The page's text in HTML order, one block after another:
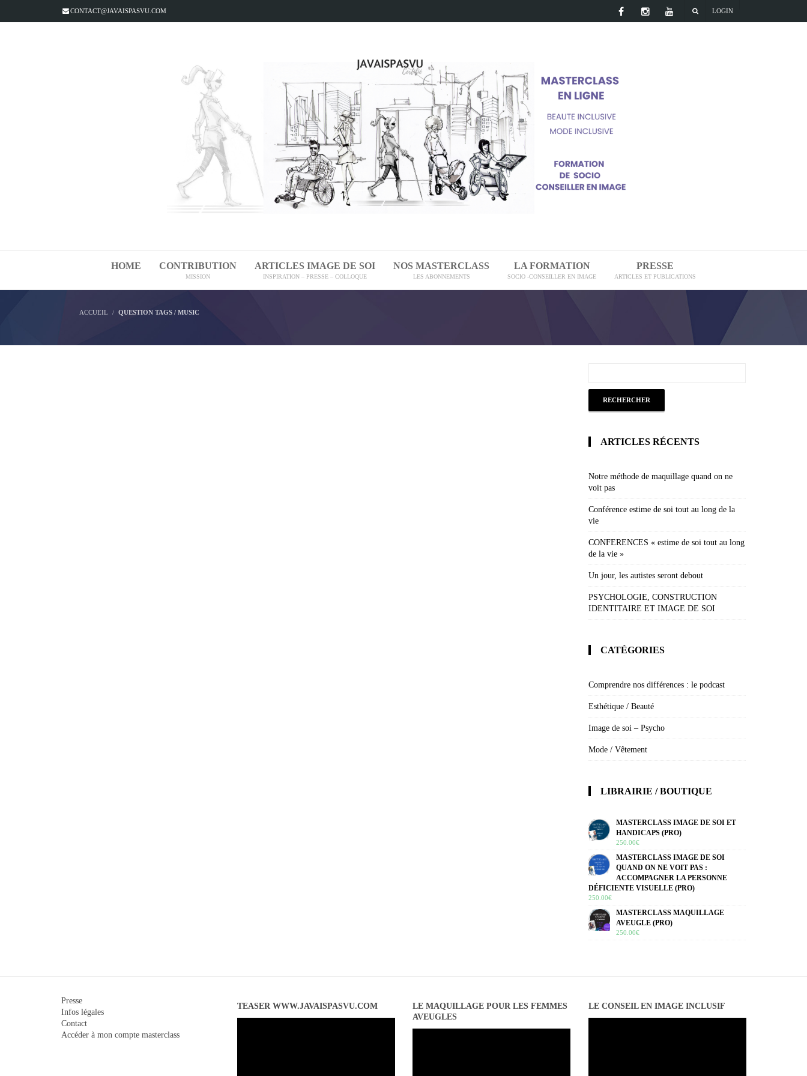
CONTACT@JAVAISPASVU.COM LOGIN
HOME CONTRIBUTION
MISSION
ARTICLES IMAGE DE SOI
INSPIRATION – PRESSE – COLLOQUE
NOS MASTERCLASS
LES ABONNEMENTS
LA FORMATION
SOCIO -CONSEILLER EN IMAGE
PRESSE
ARTICLES ET PUBLICATIONS
ACCUEIL QUESTION TAGS / MUSIC
ARTICLES RÉCENTS
Notre méthode de maquillage quand on ne
voit pas
Conférence estime de soi tout au long de la
vie
CONFERENCES « estime de soi tout au long
de la vie »
Un jour, les autistes seront debout
PSYCHOLOGIE, CONSTRUCTION
IDENTITAIRE ET IMAGE DE SOI
CATÉGORIES
Comprendre nos différences : le podcast
Esthétique / Beauté
Image de soi – Psycho
Mode / Vêtement
LIBRAIRIE / BOUTIQUE
MASTERCLASS IMAGE DE SOI ET
HANDICAPS (PRO)
250.00€
MASTERCLASS IMAGE DE SOI
QUAND ON NE VOIT PAS :
ACCOMPAGNER LA PERSONNE
DÉFICIENTE VISUELLE (PRO)
250.00€
MASTERCLASS MAQUILLAGE
AVEUGLE (PRO)
250.00€
Presse
Infos légales
Contact
Accéder à mon compte masterclass
TEASER WWW.JAVAISPASVU.COM
LE MAQUILLAGE POUR LES FEMMES
AVEUGLES
LE CONSEIL EN IMAGE INCLUSIF